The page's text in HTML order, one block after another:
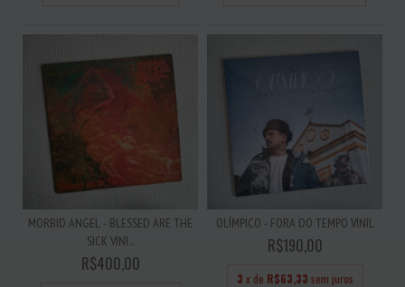
MORBID ANGEL - BLESSED ARE THE
SICK VINI...
R$400,00
OLÍMPICO - FORA DO TEMPO VINIL
R$190,00
3 x de R$63,33 sem juros